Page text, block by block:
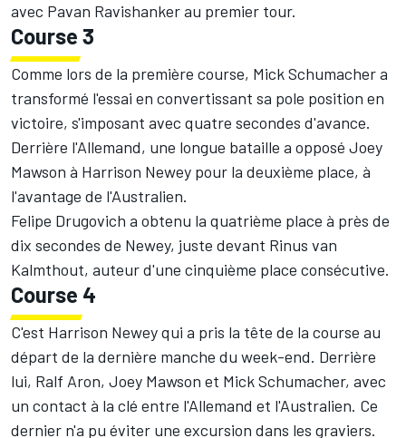
avec Pavan Ravishanker au premier tour.
Course 3
Comme lors de la première course, Mick Schumacher a
transformé l'essai en convertissant sa pole position en
victoire, s'imposant avec quatre secondes d'avance.
Derrière l'Allemand, une longue bataille a opposé Joey
Mawson à Harrison Newey pour la deuxième place, à
l'avantage de l'Australien.
Felipe Drugovich a obtenu la quatrième place à près de
dix secondes de Newey, juste devant Rinus van
Kalmthout, auteur d'une cinquième place consécutive.
Course 4
C'est Harrison Newey qui a pris la tête de la course au
départ de la dernière manche du week-end. Derrière
lui, Ralf Aron, Joey Mawson et Mick Schumacher, avec
un contact à la clé entre l'Allemand et l'Australien. Ce
dernier n'a pu éviter une excursion dans les graviers.